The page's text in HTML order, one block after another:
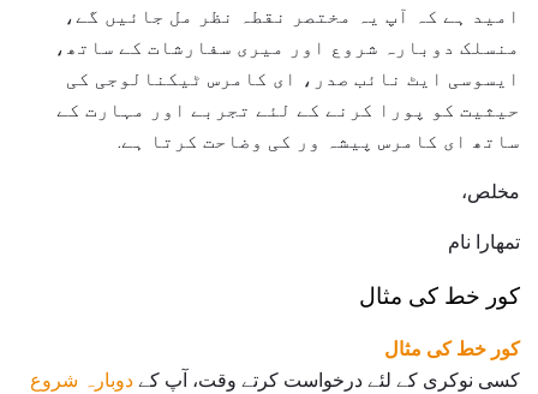
امید ہے کہ آپ یہ مختصر نقطہ نظر مل جائیں گے،
منسلک دوبارہ شروع اور میری سفارشات کے ساتھ،
ایسوسی ایٹ نائب صدر، ای کامرس ٹیکنالوجی کی
حیثیت کو پورا کرنے کے لئے تجربے اور مہارت کے
ساتھ ای کامرس پیشہ ور کی وضاحت کرتا ہے.
مخلص،
تمھارا نام
کور خط کی مثال
کور خط کی مثال
کسی نوکری کے لئے درخواست کرتے وقت، آپ کے دوبارہ شروع